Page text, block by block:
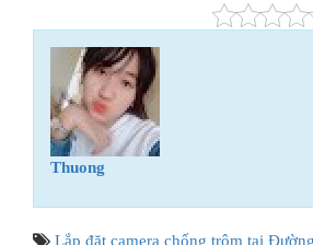
Thuong
Lắp đặt camera chống trộm tại